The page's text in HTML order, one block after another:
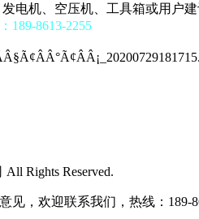
电机、空压机、工具箱或用户建
189-8613-2255
All Rights Reserved.
见，欢迎联系我们，热线：189-